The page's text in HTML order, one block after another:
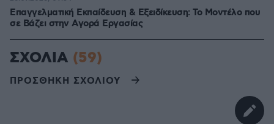
Επαγγελματική Εκπαίδευση & Εξειδίκευση: Το Mοντέλο που
σε Bάζει στην Aγορά Eργασίας
ΣΧΟΛΙΑ (59)
ΠΡΟΣΘΗΚΗ ΣΧΟΛΙΟΥ